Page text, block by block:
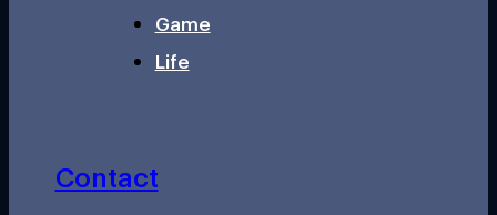
Game
Life
Contact